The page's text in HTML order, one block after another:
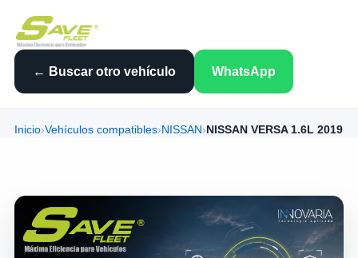
← Buscar otro vehículo WhatsApp
Inicio›Vehículos compatibles› NISSAN › NISSAN VERSA 1.6L 2019